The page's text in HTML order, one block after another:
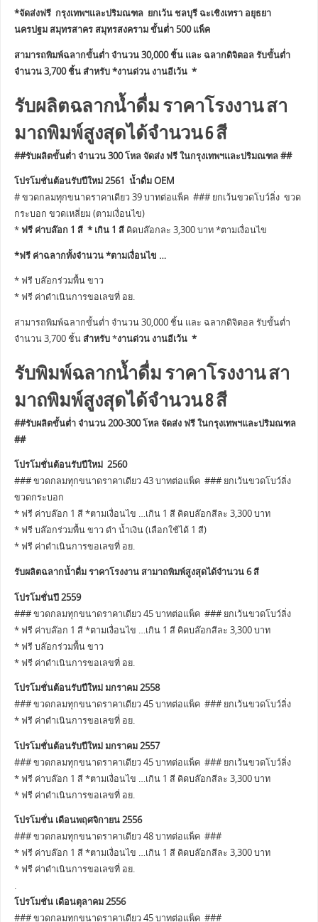
*จัดส่งฟรี กรุงเทพฯและปริมณฑล ยกเว้น ชลบุรี ฉะเชิงเทรา อยุธยา
นครปฐม สมุทรสาคร สมุทรสงคราม ขั้นต่ำ 500 แพ็ค
สามารถพิมพ์ฉลากขั้นต่ำ จำนวน 30,000 ชิ้น และ ฉลากดิจิตอล รับขั้นต่ำ
จำนวน 3,700 ชิ้น สำหรับ *งานด่วน งานอีเว้น *
รับผลิตฉลากน้ำดื่ม ราคาโรงงาน สา
มาถพิมพ์สูงสุดได้จำนวน 6 สี
##รับผลิตขั้นต่ำ จำนวน 300 โหล จัดส่ง ฟรี ในกรุงเทพฯและปริมณฑล ##
โปรโมชั่นต้อนรับปีใหม่ 2561 น้ำดื่ม OEM
# ขวดกลมทุกขนาดราคาเดียว 39 บาทต่อแพ็ค ### ยกเว้นขวดโบว์ลิ่ง ขวด
กระบอก ขวดเหลี่ยม (ตามเงื่อนไข)
*ฟรี ค่าบล๊อก 1 สี * เกิน 1 สี คิดบล๊อกละ 3,300 บาท *ตามเงื่อนไข
*ฟรี ค่าฉลากทั้งจำนวน *ตามเงื่อนไข …
* ฟรี บล๊อกร่วมพื้น ขาว
* ฟรี ค่าดำเนินการขอเลขที่ อย.
สามารถพิมพ์ฉลากขั้นต่ำ จำนวน 30,000 ชิ้น และ ฉลากดิจิตอล รับขั้นต่ำ
จำนวน 3,700 ชิ้นสำหรับ*งานด่วน งานอีเว้น *
รับพิมพ์ฉลากน้ำดื่ม ราคาโรงงาน สา
มาถพิมพ์สูงสุดได้จำนวน 8 สี
##รับผลิตขั้นต่ำ จำนวน 200-300 โหล จัดส่ง ฟรี ในกรุงเทพฯและปริมณฑล
##
โปรโมชั่นต้อนรับปีใหม่ 2560
### ขวดกลมทุกขนาดราคาเดียว 43 บาทต่อแพ็ค ### ยกเว้นขวดโบว์ลิ่ง
ขวดกระบอก
* ฟรี ค่าบล๊อก 1 สี *ตามเงื่อนไข …เกิน 1 สี คิดบล๊อกสีละ 3,300 บาท
* ฟรี บล๊อกร่วมพื้น ขาว ดำ น้ำเงิน (เลือกใช้ได้ 1 สี)
* ฟรี ค่าดำเนินการขอเลขที่ อย.
รับผลิตฉลากน้ำดื่ม ราคาโรงงาน สามาถพิมพ์สูงสุดได้จำนวน 6 สี
โปรโมชั่นปี 2559
### ขวดกลมทุกขนาดราคาเดียว 45 บาทต่อแพ็ค ### ยกเว้นขวดโบว์ลิ่ง
* ฟรี ค่าบล๊อก 1 สี *ตามเงื่อนไข …เกิน 1 สี คิดบล๊อกสีละ 3,300 บาท
* ฟรี บล๊อกร่วมพื้น ขาว
* ฟรี ค่าดำเนินการขอเลขที่ อย.
โปรโมชั่นต้อนรับปีใหม่ มกราคม 2558
### ขวดกลมทุกขนาดราคาเดียว 45 บาทต่อแพ็ค ### ยกเว้นขวดโบว์ลิ่ง
* ฟรี ค่าดำเนินการขอเลขที่ อย.
โปรโมชั่นต้อนรับปีใหม่ มกราคม 2557
### ขวดกลมทุกขนาดราคาเดียว 45 บาทต่อแพ็ค ### ยกเว้นขวดโบว์ลิ่ง
* ฟรี ค่าบล๊อก 1 สี *ตามเงื่อนไข …เกิน 1 สี คิดบล๊อกสีละ 3,300 บาท
* ฟรี ค่าดำเนินการขอเลขที่ อย.
โปรโมชั่น เดือนพฤศจิกายน 2556
### ขวดกลมทุกขนาดราคาเดียว 48 บาทต่อแพ็ค ###
* ฟรี ค่าบล๊อก 1 สี *ตามเงื่อนไข …เกิน 1 สี คิดบล๊อกสีละ 3,300 บาท
* ฟรี ค่าดำเนินการขอเลขที่ อย.
.
โปรโมชั่น เดือนตุลาคม 2556
### ขวดกลมทุกขนาดราคาเดียว 45 บาทต่อแพ็ค ###